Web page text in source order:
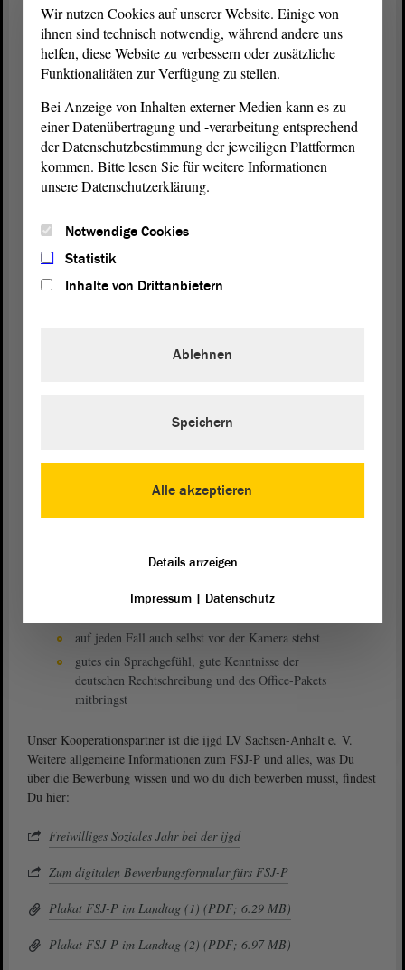
Der Landtagvon Sachsen-Anhalt sucht ab 1. September 2026
eine Freiwillige (m/w/d) für den Bereich Öffentlichkeitsarbeit
und politische Bildung.
Was sind deine Aufgaben?
Als Teil unseres Teams...
gestaltest und erstellst du eigene Social-Media-Posts
produzierst du selbst kurze Videos rund um den
Landtagund interviewst Politiker/innen
Landtag
schreibst du Texte und fotografierst für z. B. Flyer
und Schülerkalender
wirst du unheimlich viel über Gesellschaft, Politik
Dein FSJ-P bei uns wird ein Erfolg, wenn du…
Angst hast, auf Menschen zuzugehen und andere
Recherche und Organisationsaufgaben im
auf jeden Fall auch selbst vor der Kamera stehst
gutes ein Sprachgefühl, gute Kenntnisse der
deutschen Rechtschreibung und des Office-Pakets
mitbringst
Unser Kooperationspartner ist die ijgd LV Sachsen-Anhalt e. V.
Weitere allgemeine Informationen zum FSJ-P und alles, was Du
über die Bewerbung wissen und wo du dich bewerben musst, findest
Du hier:
Freiwilliges Soziales Jahr bei der ijgd
Zum digitalen Bewerbungsformular fürs FSJ-P
Plakat FSJ-P im Landtag (1) (PDF; 6.29 MB)
Plakat FSJ-P im Landtag (2) (PDF; 6.97 MB)
Wir nutzen Cookies auf unserer Website. Einige von
ihnen sind technisch notwendig, während andere uns
helfen, diese Website zu verbessern oder zusätzliche
Funktionalitäten zur Verfügung zu stellen.
Bei Anzeige von Inhalten externer Medien kann es zu
einer Datenübertragung und -verarbeitung entsprechend
der Datenschutzbestimmung der jeweiligen Plattformen
kommen. Bitte lesen Sie für weitere Informationen
unsere Datenschutzerklärung.
Notwendige Cookies
Statistik
Inhalte von Drittanbietern
Alle akzeptieren
Ablehnen
Speichern
Details anzeigen
Impressum| Datenschutz